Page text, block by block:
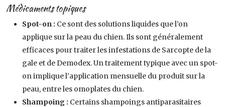
Médicaments topiques
Spot-on : Ce sont des solutions liquides que l’on
applique sur la peau du chien. Ils sont généralement
efficaces pour traiter les infestations de Sarcopte de la
gale et de Demodex. Un traitement typique avec un spot-
on implique l’application mensuelle du produit sur la
peau, entre les omoplates du chien.
Shampoing : Certains shampoings antiparasitaires